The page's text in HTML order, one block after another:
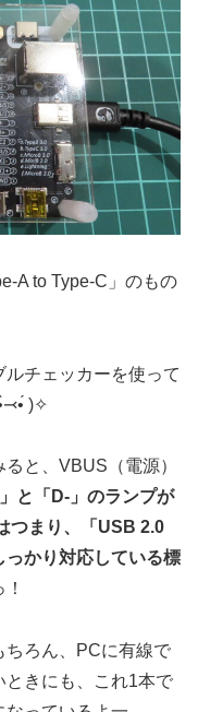
A to Type-C」のもの
チェッカーを使って
)✧
と、VBUS（電源）
」と「D-」のランプが
つまり、「USB 2.0
かり対応している標
ちろん、PCに有線で
きにも、これ1本で